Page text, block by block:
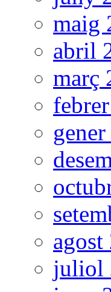
maig
abril
març
agost
juliol